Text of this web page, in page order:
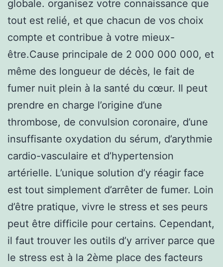
globale. organisez votre connaissance que
tout est relié, et que chacun de vos choix
compte et contribue à votre mieux-
être.Cause principale de 2 000 000 000, et
même des longueur de décès, le fait de
fumer nuit plein à la santé du cœur. Il peut
prendre en charge l’origine d’une
thrombose, de convulsion coronaire, d’une
insuffisante oxydation du sérum, d’arythmie
cardio-vasculaire et d’hypertension
artérielle. L’unique solution d’y réagir face
est tout simplement d’arrêter de fumer. Loin
d’être pratique, vivre le stress et ses peurs
peut être difficile pour certains. Cependant,
il faut trouver les outils d’y arriver parce que
le stress est à la 2ème place des facteurs